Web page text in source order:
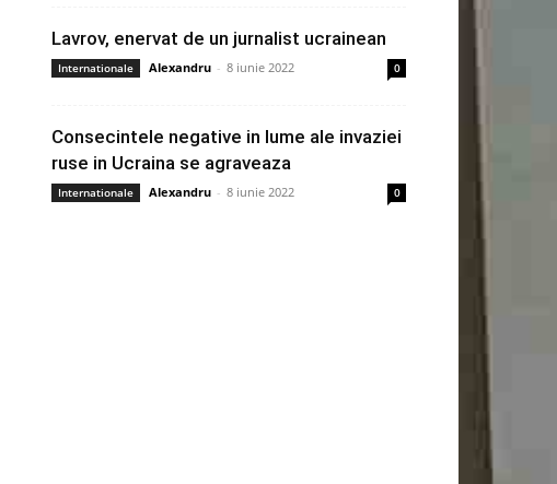
Lavrov, enervat de un jurnalist ucrainean
Internationale Alexandru - 8 iunie 2022 0
Consecintele negative in lume ale invaziei
ruse in Ucraina se agraveaza
Internationale Alexandru - 8 iunie 2022 0